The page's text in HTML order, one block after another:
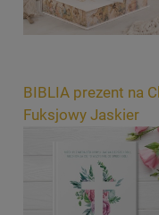
BIBLIA prezent na
Fuksjowy Jaskier